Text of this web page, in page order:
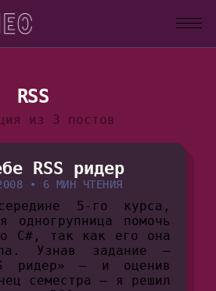
RSS
из 3 постов
RSS ридер
• 6 МИН ЧТЕНИЯ
5-го курса,
одногрупница помочь
C#, так как его она
Узнав задание –
ридер» — и оценив
семестра – я решил